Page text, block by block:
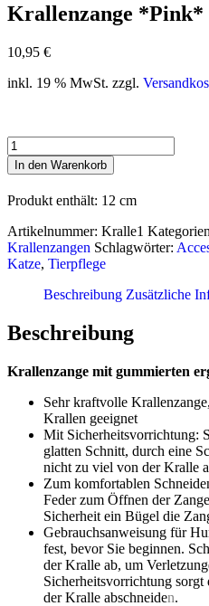
Krallenzange *Pink*
10,95 €
inkl. 19 % MwSt. zzgl.
Krallenzange
*Pink*
Menge
In den Warenkorb
Produkt enthält: 12 cm
Artikelnummer: Kralle1
Krallenzangen Schlagwörter:
Katze, Tierpflege
Beschreibung Zusätzliche
Beschreibung
Krallenzange mit gummierten
Sehr kraftvolle
Krallen geeignet
Mit Sicherheitsvorrichtung:
glatten Schnitt, durch eine
nicht zu viel von der Kralle
Zum komfortablen
Feder zum Öffnen der
Sicherheit ein Bügel die
Gebrauchsanweisung für
fest, bevor Sie beginnen.
der Kralle ab, um
Sicherheitsvorrichtung
der Kralle abschneiden.